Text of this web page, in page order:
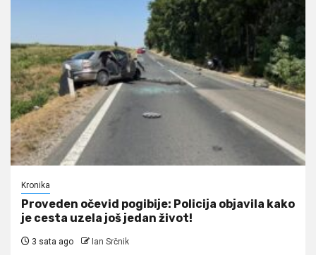
Kronika
Proveden očevid pogibije: Policija objavila kako
je cesta uzela još jedan život!
3 sata ago Ian Srčnik